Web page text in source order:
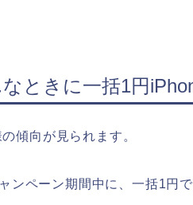
ときに一括1円
傾向が見られます。
ンペーン期間中に、一括1円